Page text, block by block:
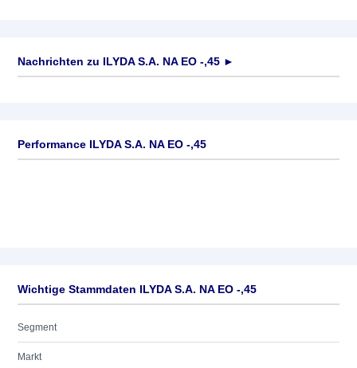
Nachrichten zu ILYDA S.A. NA EO -,45 ►
Performance ILYDA S.A. NA EO -,45
Wichtige Stammdaten ILYDA S.A. NA EO -,45
Segment
Markt